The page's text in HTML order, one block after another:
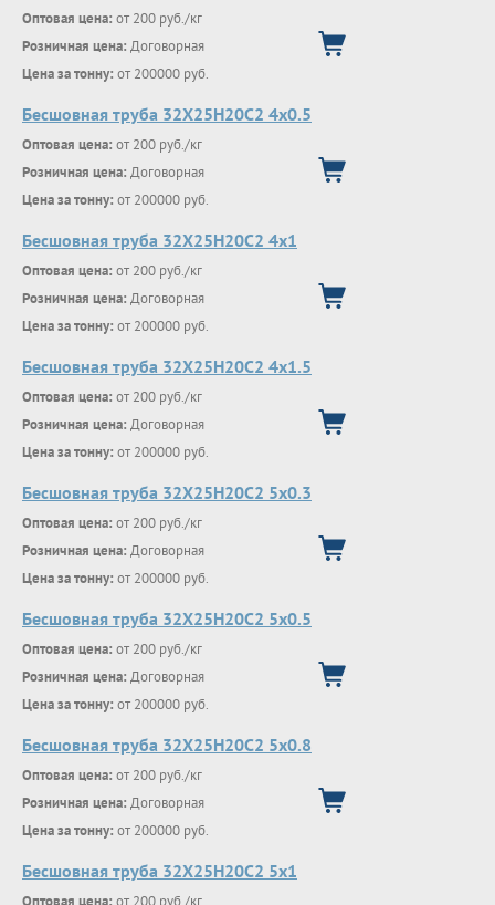
Оптовая цена: от 200 руб./кг
Розничная цена: Договорная
Цена за тонну: от 200000 руб.
Бесшовная труба 32Х25Н20С2 4х0.5
Оптовая цена: от 200 руб./кг
Розничная цена: Договорная
Цена за тонну: от 200000 руб.
Бесшовная труба 32Х25Н20С2 4х1
Оптовая цена: от 200 руб./кг
Розничная цена: Договорная
Цена за тонну: от 200000 руб.
Бесшовная труба 32Х25Н20С2 4х1.5
Оптовая цена: от 200 руб./кг
Розничная цена: Договорная
Цена за тонну: от 200000 руб.
Бесшовная труба 32Х25Н20С2 5х0.3
Оптовая цена: от 200 руб./кг
Розничная цена: Договорная
Цена за тонну: от 200000 руб.
Бесшовная труба 32Х25Н20С2 5х0.5
Оптовая цена: от 200 руб./кг
Розничная цена: Договорная
Цена за тонну: от 200000 руб.
Бесшовная труба 32Х25Н20С2 5х0.8
Оптовая цена: от 200 руб./кг
Розничная цена: Договорная
Цена за тонну: от 200000 руб.
Бесшовная труба 32Х25Н20С2 5х1
Оптовая цена: от 200 руб./кг